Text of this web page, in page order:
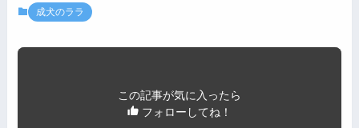
成犬のララ
この記事が気に入ったら
フォローしてね！